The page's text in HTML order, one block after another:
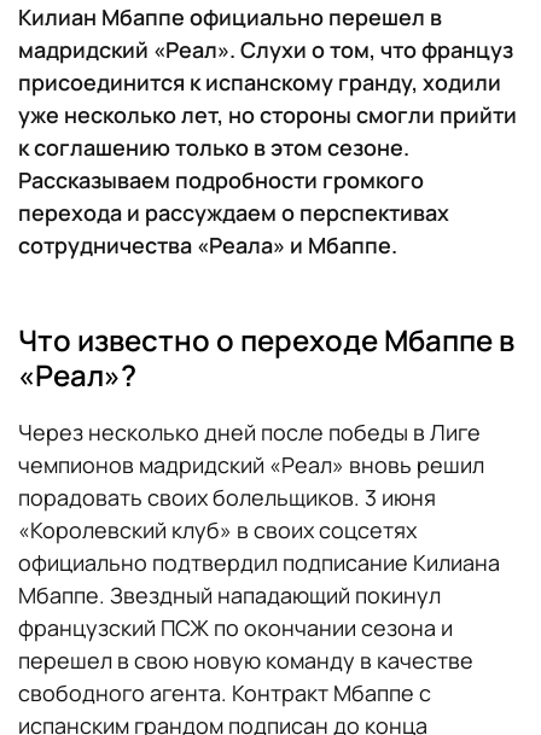
Килиан Мбаппе официально перешел в
мадридский «Реал». Слухи о том, что француз
присоединится к испанскому гранду, ходили
уже несколько лет, но стороны смогли прийти
к соглашению только в этом сезоне.
Рассказываем подробности громкого
перехода и рассуждаем о перспективах
сотрудничества «Реала» и Мбаппе.
Что известно о переходе Мбаппе в
«Реал»?
Через несколько дней после победы в Лиге
чемпионов мадридский «Реал» вновь решил
порадовать своих болельщиков. 3 июня
«Королевский клуб» в своих соцсетях
официально подтвердил подписание Килиана
Мбаппе. Звездный нападающий покинул
французский ПСЖ по окончании сезона и
перешел в свою новую команду в качестве
свободного агента. Контракт Мбаппе с
испанским грандом подписан до конца